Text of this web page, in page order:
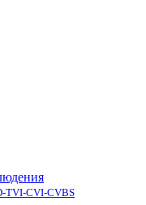
TVI-CVI-CVBS